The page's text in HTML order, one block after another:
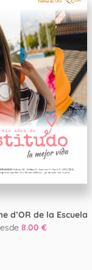
d’OR de la Escuela
8.00 €